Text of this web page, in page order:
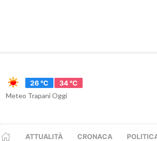
26 °C
34 °C
Meteo Trapani Oggi
ATTUALITÀ CRONACA